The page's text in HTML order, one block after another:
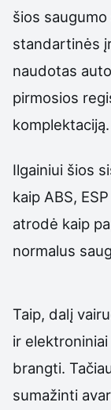
šios
standartinės
naudotas
pirmosios
komplektaciją.
Ilgainiui šios
kaip ABS,
atrodė kaip
normalus
Taip, dalį
ir
brangti.
sumažinti